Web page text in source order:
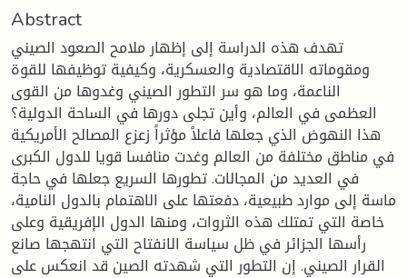
Abstract
تهدف هذه الدراسة إلى إظهار ملامح الصعود الصيني
ومقوماته الاقتصادية والعسكرية، وكيفية توظيفها للقوة
الناعمة، وما هو سر التطور الصيني وغدوها من القوى
العظمى في العالم، وأين تجلى دورها في الساحة الدولية؟
هذا النهوض الذي جعلها فاعلاً مؤثراً زعزع المصالح الأمريكية
في مناطق مختلفة من العالم وغدت منافسا قويا للدول الكبرى
في العديد من المجالات. تطورها السريع جعلها في حاجة
ماسة إلى موارد طبيعية، دفعتها على الاهتمام بالدول النامية،
خاصة التي تمتلك هذه الثروات، ومنها الدول الإفريقية وعلى
رأسها الجزائر في ظل سياسة الانفتاح التي انتهجها صانع
القرار الصيني. إن التطور التي شهدته الصين قد انعكس على